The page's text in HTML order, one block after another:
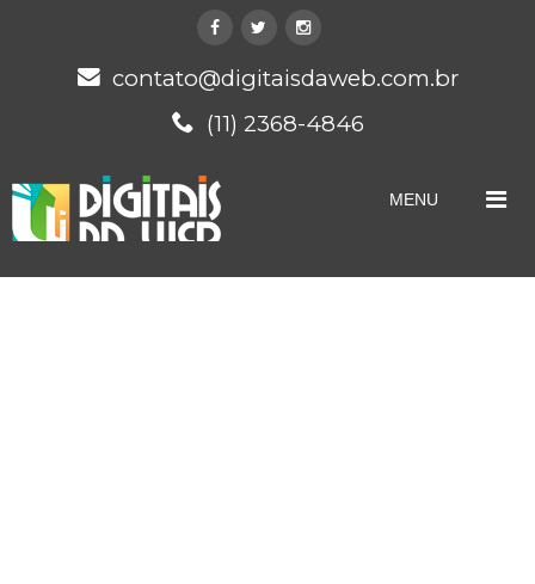
contato@digitaisdaweb.com.br
(11) 2368-4846
MENU